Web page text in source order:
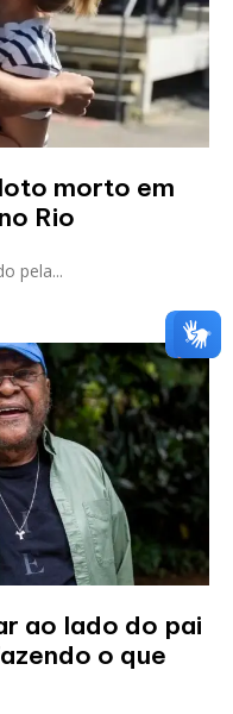
morto em
Rio
pela...
ao lado do pai
o que